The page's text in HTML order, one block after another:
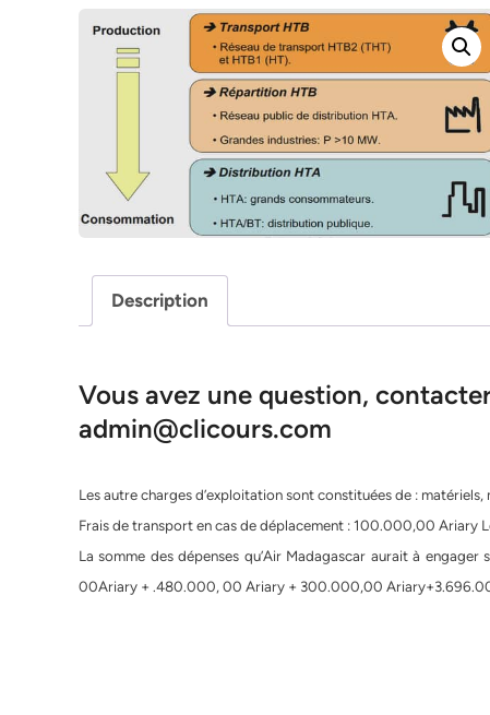
Description
Vous avez une question,
admin@clicours.com
Les autre charges d’exploitation sont constituées de :
Frais de transport en cas de déplacement : 100.000,00
La somme des dépenses qu’Air Madagascar aurait à
00Ariary + .480.000, 00 Ariary + 300.000,00